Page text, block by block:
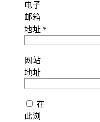
电子
邮箱
地址 *
网站
地址
在
此浏